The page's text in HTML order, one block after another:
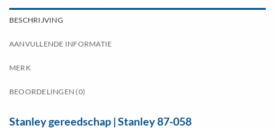
BESCHRIJVING
AANVULLENDE INFORMATIE
MERK
BEOORDELINGEN (0)
Stanley gereedschap | Stanley 87-058